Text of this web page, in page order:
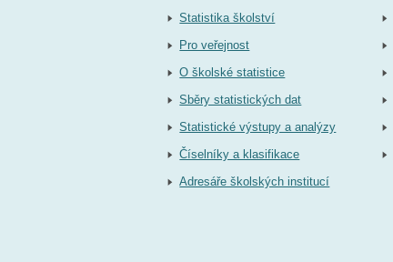
Statistika školství
Pro veřejnost
O školské statistice
Sběry statistických dat
Statistické výstupy a analýzy
Číselníky a klasifikace
Adresáře školských institucí